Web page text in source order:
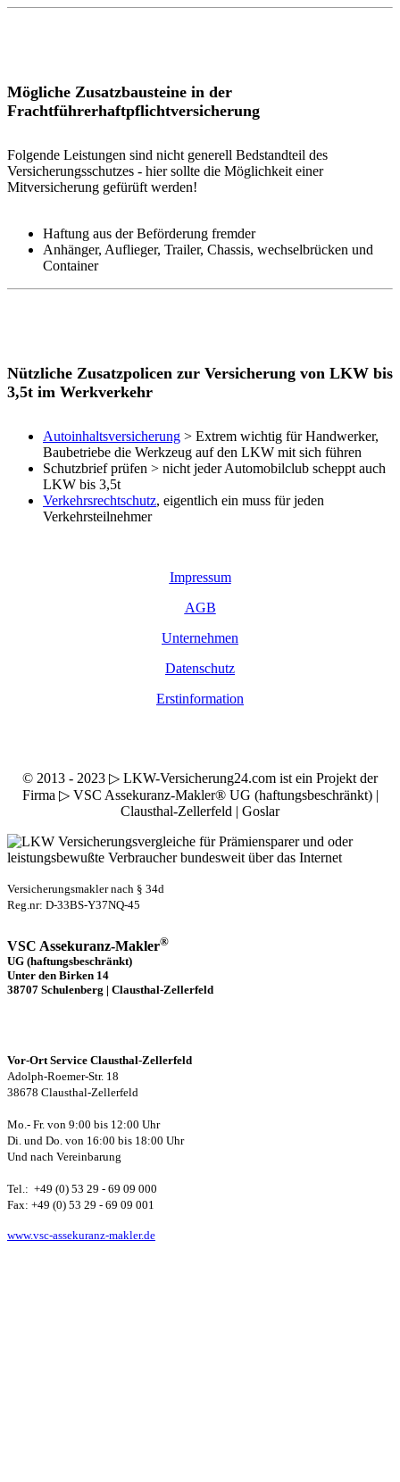
Mögliche Zusatzbausteine in der
Frachtführerhaftpflichtversicherung
Folgende Leistungen sind nicht generell Bedstandteil des
Versicherungsschutzes - hier sollte die Möglichkeit einer
Mitversicherung gefürüft werden!
Haftung aus der Beförderung fremder
Anhänger, Auflieger, Trailer, Chassis, wechselbrücken und
Container
Nützliche Zusatzpolicen zur Versicherung von LKW bis
3,5t im Werkverkehr
Autoinhaltsversicherung > Extrem wichtig für Handwerker,
Baubetriebe die Werkzeug auf den LKW mit sich führen
Schutzbrief prüfen > nicht jeder Automobilclub scheppt auch
LKW bis 3,5t
Verkehrsrechtschutz, eigentlich ein muss für jeden
Verkehrsteilnehmer
Impressum
AGB
Unternehmen
Datenschutz
Erstinformation
© 2013 - 2023 ▷ LKW-Versicherung24.com ist ein Projekt der
Firma ▷ VSC Assekuranz-Makler® UG (haftungsbeschränkt) |
Clausthal-Zellerfeld | Goslar
Versicherungsmakler nach § 34d
Reg.nr: D-33BS-Y37NQ-45
VSC Assekuranz-Makler®
UG (haftungsbeschränkt)
Unter den Birken 14
38707 Schulenberg | Clausthal-Zellerfeld
Vor-Ort Service Clausthal-Zellerfeld
Adolph-Roemer-Str. 18
38678 Clausthal-Zellerfeld
Mo.- Fr. von 9:00 bis 12:00 Uhr
Di. und Do. von 16:00 bis 18:00 Uhr
Und nach Vereinbarung
Tel.: +49 (0) 53 29 - 69 09 000
Fax: +49 (0) 53 29 - 69 09 001
www.vsc-assekuranz-makler.de